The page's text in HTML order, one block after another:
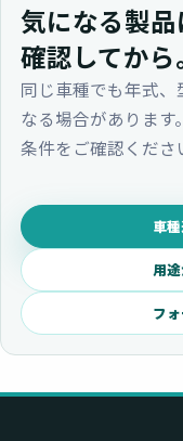
気になる製
確認してから
同じ車種でも年式
なる場合がありま
条件をご確認くださ
車
用
フ